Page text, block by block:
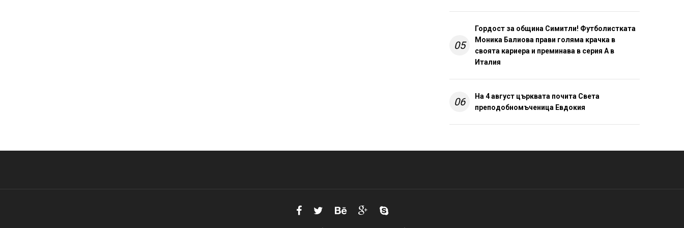
05
Гордост за община Симитли! Футболистката
Моника Балиова прави голяма крачка в
своята кариера и преминава в серия А в
Италия
06
На 4 август църквата почита Света
преподобномъченица Евдокия